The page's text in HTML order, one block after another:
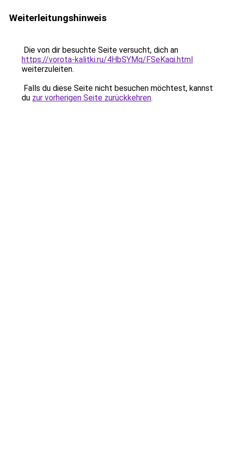
Weiterleitungshinweis
Die von dir besuchte Seite versucht, dich an
https://vorota-kalitki.ru/4HbSYMq/FSeKaqi.html
weiterzuleiten.
Falls du diese Seite nicht besuchen möchtest, kannst
du zur vorherigen Seite zurückkehren.